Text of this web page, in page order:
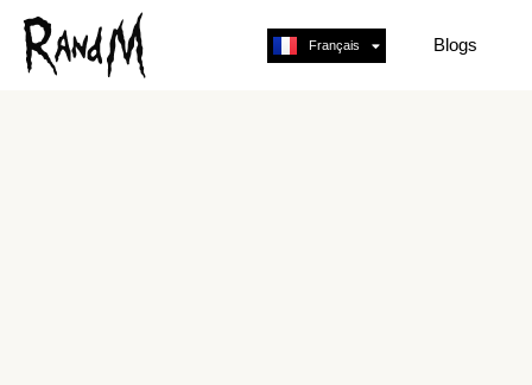
Français
English Blogs